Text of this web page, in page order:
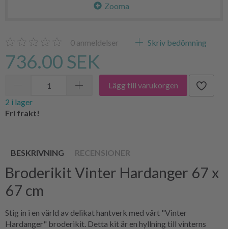
Zooma
0 anmeldelser Skriv bedömning
736.00 SEK
Lägg till varukorgen
2 i lager
Fri frakt!
BESKRIVNING RECENSIONER
Broderikit Vinter Hardanger 67 x
67 cm
Stig in i en värld av delikat hantverk med vårt "Vinter
Hardanger" broderikit. Detta kit är en hyllning till vinterns